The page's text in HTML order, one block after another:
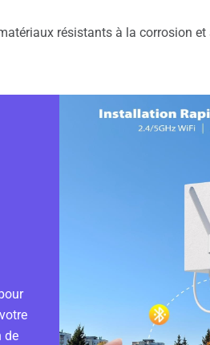
résistants à la corrosion et
de